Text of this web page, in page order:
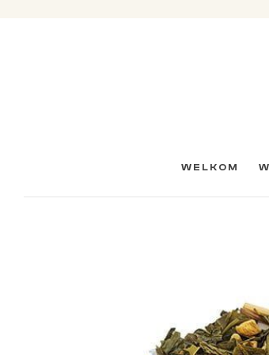
WELKOM